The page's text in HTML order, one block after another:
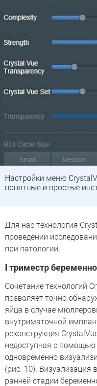
Настройки меню
понятные и простые
Для нас технология
проведении
при патологии.
I триместр
Сочетание технологий
позволяет точно
яйца в случае
внутриматочной
реконструкция
недоступная с
одновременно
(рис. 10). Визуализация
ранней стадии